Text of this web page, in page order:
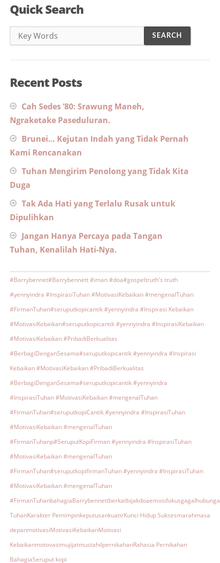
Quick Search
Recent Posts
Cah Sedes ’80: Srawung Maneh,
Ngraketake Paseduluran.
Brunei… Kejutan Indah yang Tidak Pernah
Kami Rencanakan
Tuhan Mengirim Penolong yang Tidak Kita
Duga
Tak Ada Hati yang Terlalu Rusak untuk
Dipulihkan
Jangan Hanya Percaya pada Tangan
Tuhan, Kenalilah Hati-Nya.
#Barrybennet#Barrybennett #iman #doa#gospeltruth's truth
#yennyindra #InspirasiTuhan #MotivasiKebaikan #mengenalTuhan
#FirmanTuhan#seruputkopicantik #yennyindra #Inspirasi Kebaikan
#MotivasiKebaikan#seruputkopicantik #yennyindra #InspirasiKebaikan
#MotivasiKebaikan #PribadiBerkualitas
#BerbagiDenganSesama#seruputkopicantik #yennyindra #Inspirasi
Kebaikan #MotivasiKebaikan #PribadiBerkualitas
#BerbagiDenganSesama#seruputkopicantik #yennyindra
#InspirasiTuhan #MotivasiKebaikan #mengenalTuhan
#FirmanTuhan#seruputkopiCantik #yennyindra #InspirasiTuhan
#MotivasiKebaikan #mengenalTuhan
#FirmanTuhanp#SeruputKopiFirman #yennyindra #InspirasiTuhan
#MotivasiKebaikan #mengenalTuhan
#FirmanTuhan#seruputkopifirmanTuhan #yennyindra #InspirasiTuhan
#MotivasiKebaikan #mengenalTuhan
#FirmanTuhanbahagiaBarrybennettberkatbijakdoaemosifokusgagal
TuhanKarakter PemimpinkeputusankuatirKunci Hidup Suksesmarahmasa
depanmotivasiMotivasiKebaikanMotivasi
KebaikanmotovasimujijatmustahilpernikahanRahasia Pernikahan
BahagiaSeruput kopi